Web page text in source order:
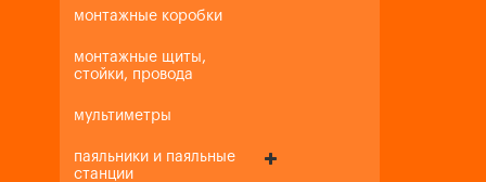
монтажные коробки
монтажные щиты,
стойки, провода
мультиметры
паяльники и паяльные
станции